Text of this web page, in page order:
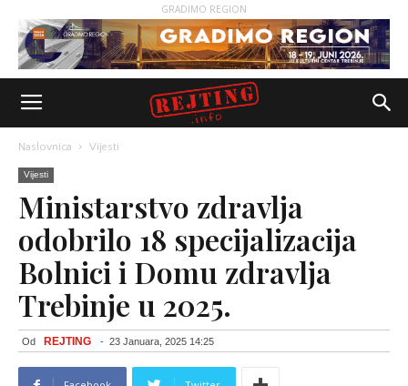
GRADIMO REGION
Naslovnica Vijesti
Vijesti
Ministarstvo zdravlja
odobrilo 18 specijalizacija
Bolnici i Domu zdravlja
Trebinje u 2025.
Od REJTING - 23 Januara, 2025 14:25